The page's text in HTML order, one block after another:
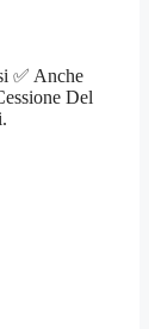
✅ Anche
Del